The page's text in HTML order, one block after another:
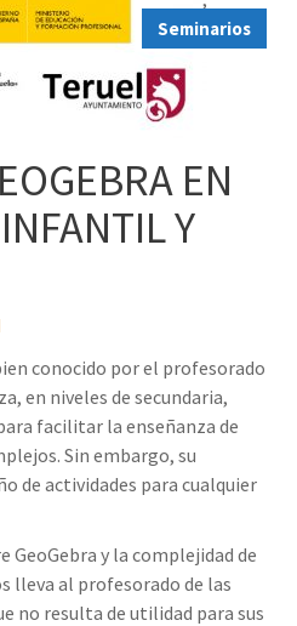
Seminarios
EN
Y
conocido por el profesorado
en niveles de secundaria,
facilitar la enseñanza de
Sin embargo, su
de actividades para cualquier
y la complejidad de
lleva al profesorado de las
no resulta de utilidad para sus